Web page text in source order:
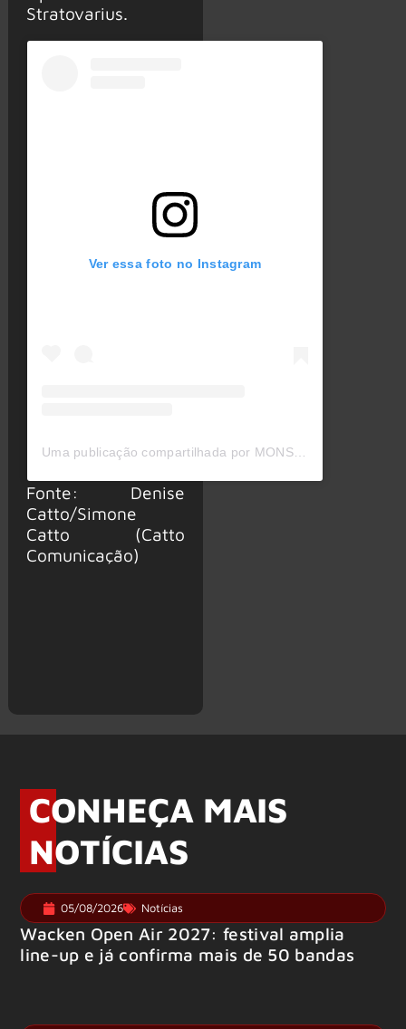
Stratovarius.
Ver essa foto no Instagram
Uma publicação compartilhada por MONSTERS OF ROCK BR (@monstersofrockbr)
Fonte: Denise
Catto/Simone
Catto (Catto
Comunicação)
CONHEÇA MAIS
NOTÍCIAS
05/08/2026 Notícias
Wacken Open Air 2027: festival amplia
line-up e já confirma mais de 50 bandas